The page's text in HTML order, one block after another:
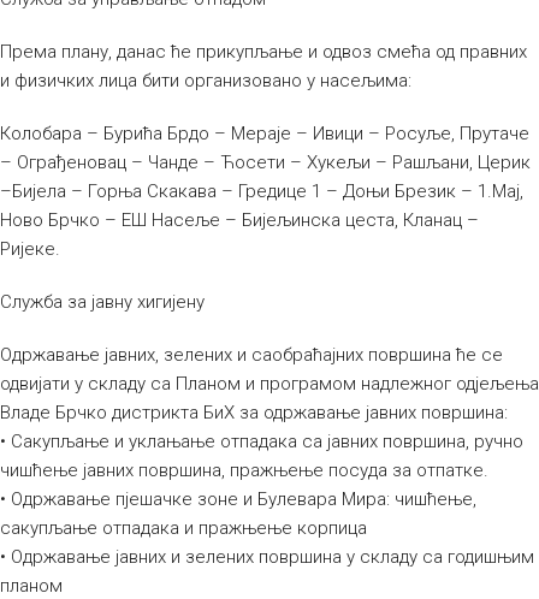
Према плану, данас ће прикупљање и одвоз смећа од правних
и физичких лица бити организовано у насељима:
Колобара – Бурића Брдо – Мераје – Ивици – Росуље, Прутаче
– Ограђеновац – Чанде – Ћосети – Хукељи – Рашљани, Церик
–Бијела – Горња Скакава – Гредице 1 – Доњи Брезик – 1.Мај,
Ново Брчко – ЕШ Насеље – Бијељинска цеста, Кланац –
Ријеке.
Служба за јавну хигијену
Одржавање јавних, зелених и саобраћајних површина ће се
одвијати у складу са Планом и програмом надлежног одјељења
Владе Брчко дистрикта БиХ за одржавање јавних површина:
• Сакупљање и уклањање отпадака са јавних површина, ручно
чишћење јавних површина, пражњење посуда за отпатке.
• Одржавање пјешачке зоне и Булевара Мира: чишћење,
сакупљање отпадака и пражњење корпица
• Одржавање јавних и зелених површина у складу са годишњим
планом